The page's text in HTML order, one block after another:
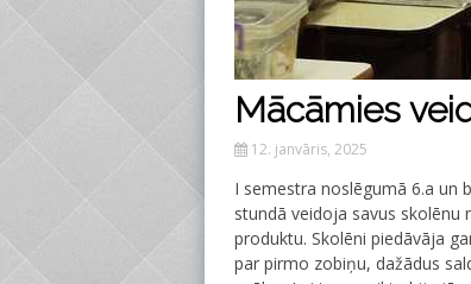
Mācāmies
12. janvāris, 2025
I semestra noslēgumā 6.a un
stundā veidoja savus skolēnu
produktu. Skolēni piedāvāja
par pirmo zobiņu, dažādus